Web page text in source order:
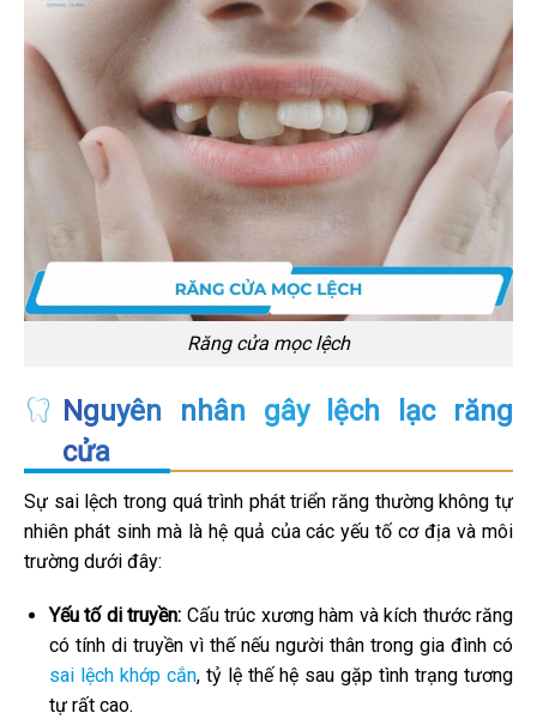
Răng cửa mọc lệch
Nguyên nhân gây lệch lạc răng
cửa
Sự sai lệch trong quá trình phát triển răng thường không tự
nhiên phát sinh mà là hệ quả của các yếu tố cơ địa và môi
trường dưới đây:
Yếu tố di truyền: Cấu trúc xương hàm và kích thước răng
có tính di truyền vì thế nếu người thân trong gia đình có
sai lệch khớp cắn, tỷ lệ thế hệ sau gặp tình trạng tương
tự rất cao.